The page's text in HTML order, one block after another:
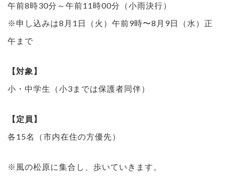
午前8時30分～午前11時00分（小雨決行）
※申し込みは8月1日（火）午前9時〜8月9日（水）正
午まで
【対象】
小・中学生（小3までは保護者同伴）
【定員】
各15名（市内在住の方優先）
※風の松原に集合し、歩いていきます。